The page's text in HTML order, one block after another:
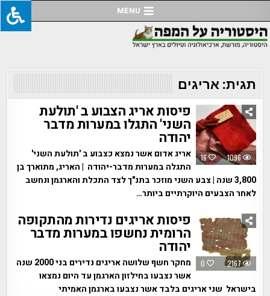
to
content
MENU
תגית:אריגים
16 1096
פיסות אריג הצבוע ב 'תולעת
השני' התגלו במערות מדבר
יהודה
אריג אדום אשר נמצא כצבוע ב 'תולעת השני'
התגלה במערות מדבר-יהודה | האריג, מתוארך בן
3,800 שנה | צבע השני מוזכר בתנ"ך לצד התכלת והארגמן ונחשב
לאחר הצבעים היוקרתיים ביותר…
0 2167
פיסות אריגים נדירות מהתקופה
הרומית נחשפו במערות מדבר
יהודה
מחקר חשף שלושה אריגים נדירים בני 2000 שנה
אשר נצבעו בחילזון הארגמן עד היום נמצאו
בישראל שני אריגים בלבד אשר נצבעו בארגמן האמיתי